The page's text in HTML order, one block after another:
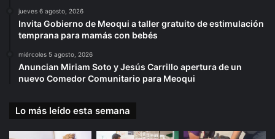
jueves 6 agosto, 2026
Invita Gobierno de Meoqui a taller gratuito de estimulación
temprana para mamás con bebés
miércoles 5 agosto, 2026
Anuncian Miriam Soto y Jesús Carrillo apertura de un
nuevo Comedor Comunitario para Meoqui
Lo más leído esta semana